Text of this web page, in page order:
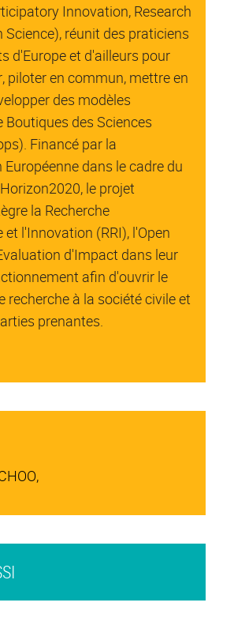
Innovation, Research
Science), réunit des praticiens
d'Europe et d'ailleurs pour
piloter en commun, mettre en
des modèles
Boutiques des Sciences
Financé par la
dans le cadre du
le projet
la Recherche
et l'Innovation (RRI), l'Open
d'Impact dans leur
afin d'ouvrir le
recherche à la société civile et
prenantes.